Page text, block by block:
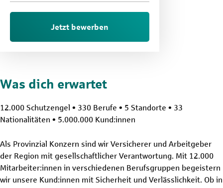
Jetzt bewerben
Was dich erwartet
12.000 Schutzengel • 330 Berufe • 5 Standorte • 33
Nationalitäten • 5.000.000 Kund:innen
Als Provinzial Konzern sind wir Versicherer und Arbeitgeber
der Region mit gesellschaftlicher Verantwortung. Mit 12.000
Mitarbeiter:innen in verschiedenen Berufsgruppen begeistern
wir unsere Kund:innen mit Sicherheit und Verlässlichkeit. Ob in